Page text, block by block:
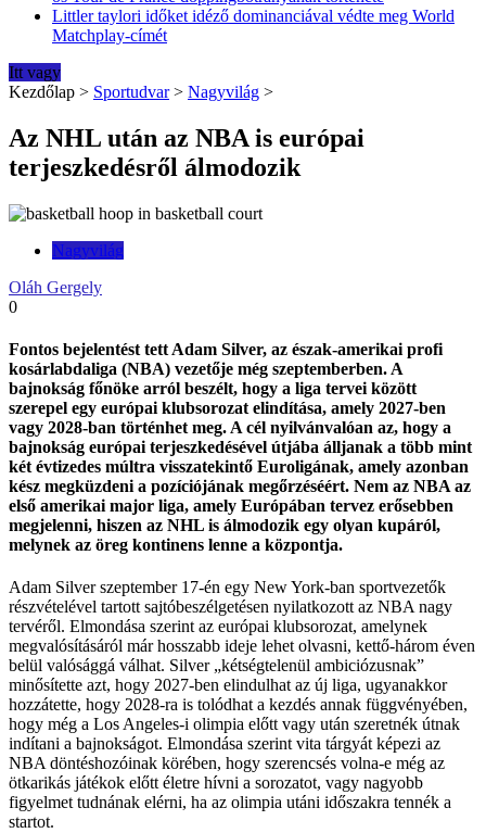
Littler taylori időket idéző dominanciával védte meg World
Matchplay-címét
Itt vagy
Kezdőlap > Sportudvar > Nagyvilág >
Az NHL után az NBA is európai
terjeszkedésről álmodozik
Nagyvilág
Oláh Gergely
0
Fontos bejelentést tett Adam Silver, az észak-amerikai profi
kosárlabdaliga (NBA) vezetője még szeptemberben. A
bajnokság főnöke arról beszélt, hogy a liga tervei között
szerepel egy európai klubsorozat elindítása, amely 2027-ben
vagy 2028-ban történhet meg. A cél nyilvánvalóan az, hogy a
bajnokság európai terjeszkedésével útjába álljanak a több mint
két évtizedes múltra visszatekintő Euroligának, amely azonban
kész megküzdeni a pozíciójának megőrzéséért. Nem az NBA az
első amerikai major liga, amely Európában tervez erősebben
megjelenni, hiszen az NHL is álmodozik egy olyan kupáról,
melynek az öreg kontinens lenne a központja.
Adam Silver szeptember 17-én egy New York-ban sportvezetők
részvételével tartott sajtóbeszélgetésen nyilatkozott az NBA nagy
tervéről. Elmondása szerint az európai klubsorozat, amelynek
megvalósításáról már hosszabb ideje lehet olvasni, kettő-három éven
belül valósággá válhat. Silver „kétségtelenül ambiciózusnak”
minősítette azt, hogy 2027-ben elindulhat az új liga, ugyanakkor
hozzátette, hogy 2028-ra is tolódhat a kezdés annak függvényében,
hogy még a Los Angeles-i olimpia előtt vagy után szeretnék útnak
indítani a bajnokságot. Elmondása szerint vita tárgyát képezi az
NBA döntéshozóinak körében, hogy szerencsés volna-e még az
ötkarikás játékok előtt életre hívni a sorozatot, vagy nagyobb
figyelmet tudnának elérni, ha az olimpia utáni időszakra tennék a
startot.